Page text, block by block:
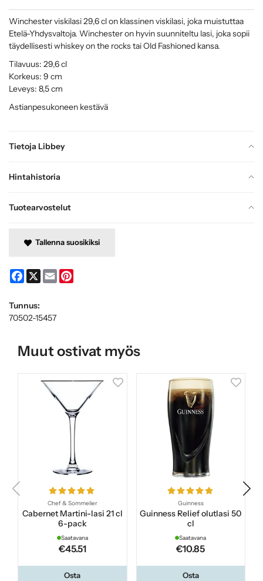
Tietoja Libbey
Hintahistoria
Tuotearvostelut
Winchester viskilasi 29,6 cl on klassinen viskilasi, joka muistuttaa
Etelä-Yhdysvaltoja. Winchester on hyvin suunniteltu lasi, joka sopii
täydellisesti whiskey on the rocks tai Old Fashioned kansa.
Tilavuus: 29,6 cl
Korkeus: 9 cm
Leveys: 8,5 cm
Astianpesukoneen kestävä
Tallenna suosikiksi
Facebook
X Email
Tunnus:
70502-15457
Muut ostivat myös
Chef & Sommelier
Cabernet Martini-lasi 21 cl
6-pack
Saatavana
€45.51
Osta
Guinness
Guinness Relief olutlasi 50
cl
Saatavana
€10.85
Osta